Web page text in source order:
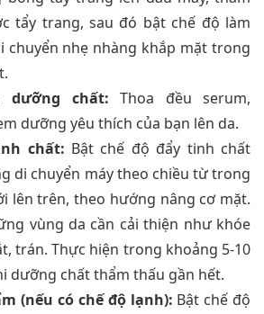
tẩy trang, sau đó bật chế độ làm
chuyển nhẹ nhàng khắp mặt trong
dưỡng chất: Thoa đều serum,
dưỡng yêu thích của bạn lên da.
chất: Bật chế độ đẩy tinh chất
di chuyển máy theo chiều từ trong
lên trên, theo hướng nâng cơ mặt.
vùng da cần cải thiện như khóe
trán. Thực hiện trong khoảng 5-10
dưỡng chất thẩm thấu gần hết.
(nếu có chế độ lạnh): Bật chế độ